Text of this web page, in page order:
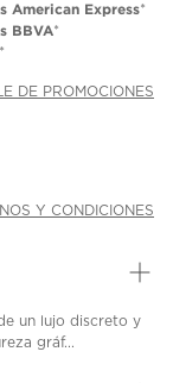
American Express*
BBVA*
*
DE PROMOCIONES
Y CONDICIONES
un lujo discreto y
gráf...